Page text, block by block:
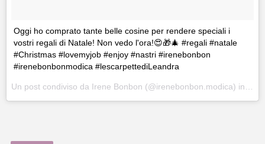
Oggi ho comprato tante belle cosine per rendere speciali i
vostri regali di Natale! Non vedo l'ora!😍🎁🎄 #regali #natale
#Christmas #lovemyjob #enjoy #nastri #irenebonbon
#irenebonbonmodica #lescarpettediLeandra